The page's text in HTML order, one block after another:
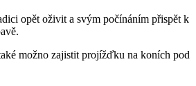
opět oživit a svým počínáním přispět k
možno zajistit projížďku na koních pod